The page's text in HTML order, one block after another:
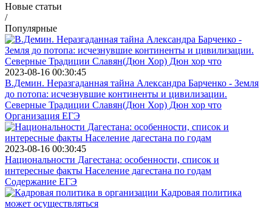
Новые статьи
/
Популярные
2023-08-16 00:30:45
В.Демин. Неразгаданная тайна Александра Барченко - Земля
до потопа: исчезнувшие континенты и цивилизации.
Северные Традиции Славян(Дюн Хор) Дюн хор что
Организация ЕГЭ
2023-08-16 00:30:45
Национальности Дагестана: особенности, список и
интересные факты Население дагестана по годам
Содержание ЕГЭ